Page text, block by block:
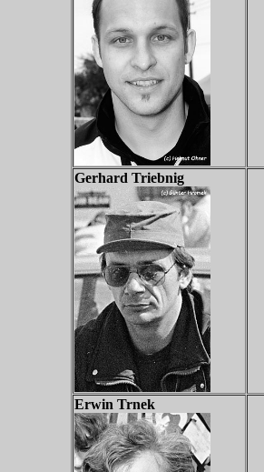
Gerhard Triebnig
Erwin Trnek